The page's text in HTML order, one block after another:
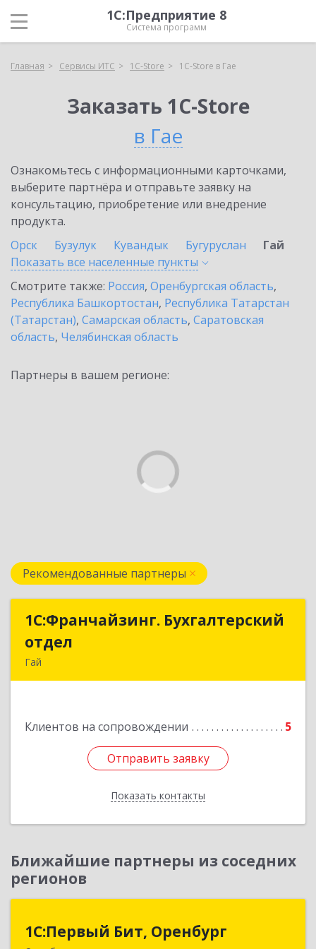
1С:Предприятие 8
Система программ
Главная Сервисы ИТС 1C-Store 1C-Store в Гае
Заказать 1C-Store
в Гае
Ознакомьтесь с информационными карточками,
выберите партнёра и отправьте заявку на
консультацию, приобретение или внедрение
продукта.
Орск
Бузулук Кувандык Бугуруслан
Гай
Показать все населенные пункты
Смотрите также: Россия, Оренбургская область,
Республика Башкортостан, Республика Татарстан
(Татарстан), Самарская область, Саратовская
область, Челябинская область
Партнеры в вашем регионе:
Рекомендованные партнеры
1С:Франчайзинг. Бухгалтерский
отдел
Гай
Клиентов на сопровождении 5
Отправить заявку
Показать контакты
1С:Франчайзинг. Бухгалтерский
Подробнее
Отправить заявку
Назад
Ближайшие партнеры из соседних
регионов
1С:Первый Бит, Оренбург
1С:Первый Бит, Оренбург